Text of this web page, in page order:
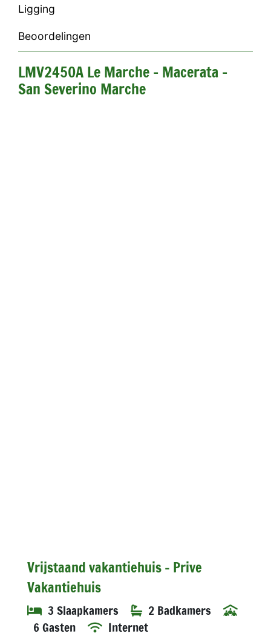
Ligging
Beoordelingen
LMV2450A Le Marche - Macerata -
San Severino Marche
Vrijstaand vakantiehuis - Prive
Vakantiehuis
3 Slaapkamers
2 Badkamers
6 Gasten
Internet